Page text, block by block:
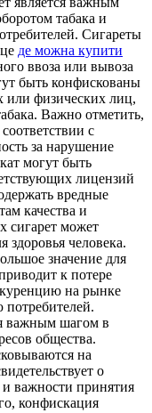
табака и
Сигареты
де можна купити
ввоза или вывоза
быть конфискованы
или физических лиц,
Важно отметить,
с
за нарушение
могут быть
лицензий
вредные
качества и
сигарет может
здоровья человека.
значение для
к потере
на рынке
потребителей.
важным шагом в
общества.
на
о
и важности принятия
конфискация